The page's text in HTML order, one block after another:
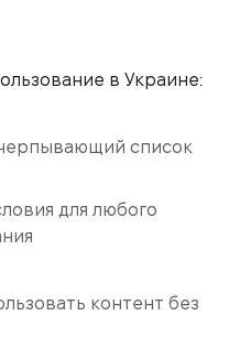
в Украине:
список
для любого
контент без